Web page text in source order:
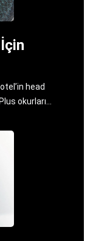
head
okurları